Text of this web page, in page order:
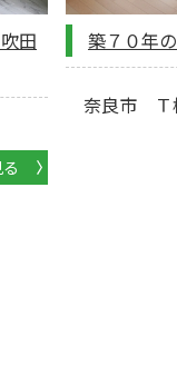
田
築７０年
奈良市 Ｔ